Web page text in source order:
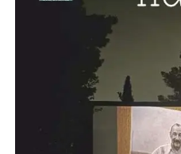
Βαρβάρα, με πισίνα μήκους
ανέφερε, προωθείται σε
πρόκειται να κατασκευαστεί
αθλητικές εγκαταστάσεις.